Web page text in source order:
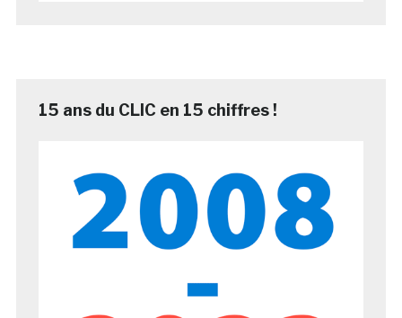
15 ans du CLIC en 15 chiffres !